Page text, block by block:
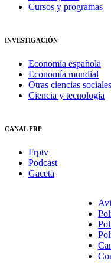
Cursos y programas
INVESTIGACIÓN
Economía española
Economía mundial
Otras ciencias sociales
Ciencia y tecnología
CANAL FRP
Frptv
Podcast
Gaceta